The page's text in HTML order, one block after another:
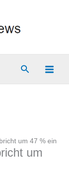
Suchen
um 47 % ein
um